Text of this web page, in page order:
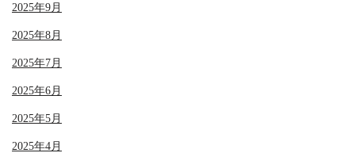
2025年9月
2025年8月
2025年7月
2025年6月
2025年5月
2025年4月